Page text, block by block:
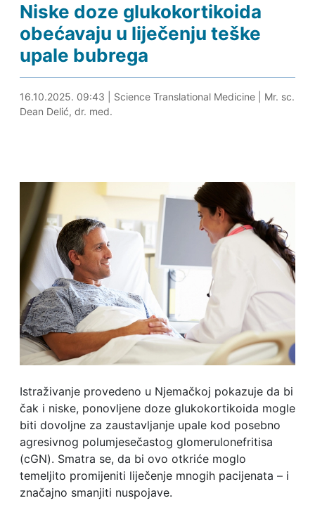
Niske doze glukokortikoida
obećavaju u liječenju teške
upale bubrega
16.10.2025. 09:57
16.10.2025. 09:43 Science Translational Medicine| Mr. sc.
Dean Delić, dr. med.
Istraživanje provedeno u Njemačkoj pokazuje da bi
čak i niske, ponovljene doze glukokortikoida mogle
biti dovoljne za zaustavljanje upale kod posebno
agresivnog polumjesečastog glomerulonefritisa
(cGN). Smatra se, da bi ovo otkriće moglo
temeljito promijeniti liječenje mnogih pacijenata – i
značajno smanjiti nuspojave.